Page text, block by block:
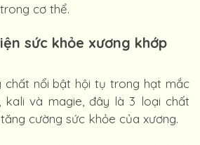
cơ thể.
sức khỏe xương khớp
chất nổi bật hội tụ trong hạt mắc
kali và magie, đây là 3 loại chất
cường sức khỏe của xương.